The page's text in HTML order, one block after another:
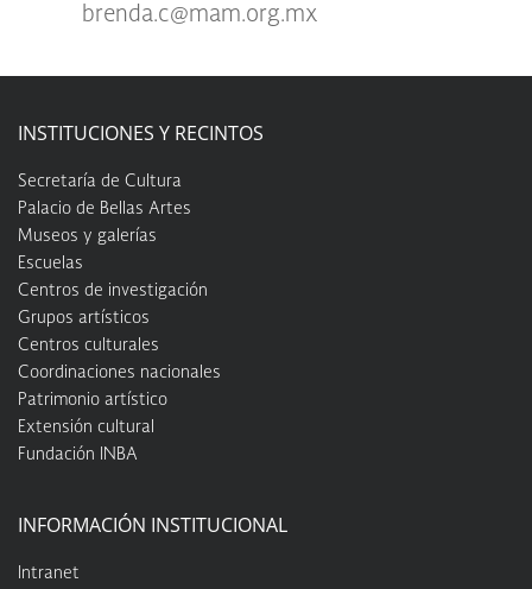
brenda.c@mam.org.mx
INSTITUCIONES Y RECINTOS
Secretaría de Cultura
Palacio de Bellas Artes
Museos y galerías
Escuelas
Centros de investigación
Grupos artísticos
Centros culturales
Coordinaciones nacionales
Patrimonio artístico
Extensión cultural
Fundación INBA
INFORMACIÓN INSTITUCIONAL
Intranet